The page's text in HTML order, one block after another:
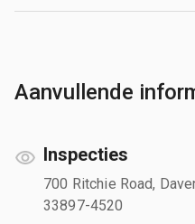
Aanvullende
Inspecties
700 Ritchie Road,
33897-4520